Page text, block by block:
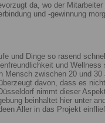
da, wo der
und -gewinnung
und Dinge so rasend
und
Mensch zwischen 20 und
davon, dass es
nimmt dieser
beinhaltet hier unter
Aller in das Projekt